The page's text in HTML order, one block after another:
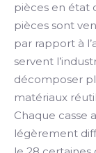
pièces en état
pièces sont
par rapport à
servent
décomposer
matériaux
Chaque casse
légèrement